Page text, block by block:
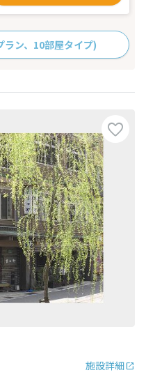
ラン、10部屋タイプ)
施設詳細